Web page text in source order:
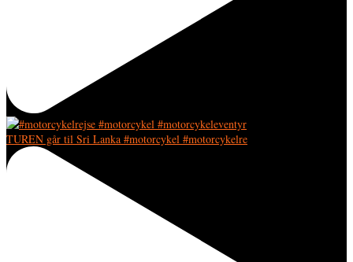
TUREN går til Sri Lanka #motorcykel #motorcykelre